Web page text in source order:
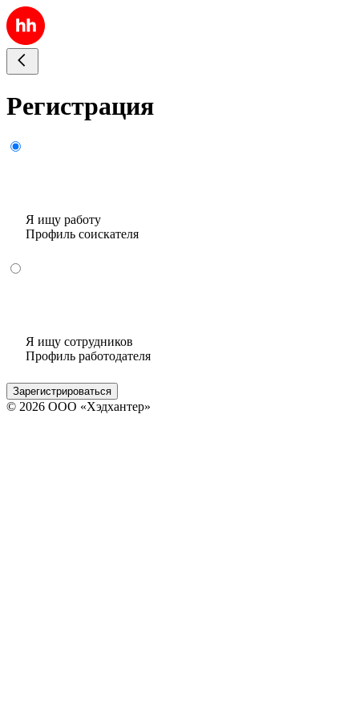
Регистрация
Я ищу работу
Профиль соискателя
Я ищу сотрудников
Профиль работодателя
Зарегистрироваться
© 2026 ООО «Хэдхантер»